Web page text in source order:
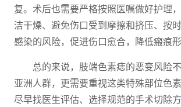
复。术后也需要严格按照医嘱做好护理
洁干燥、避免伤口受到摩擦和挤压、按
感染的风险，促进伤口愈合，降低瘢痕形
总的来说，肢端色素痣的恶变风险
亚洲人群，更需要重视这类特殊部位色
尽早找医生评估、选择规范的手术切除